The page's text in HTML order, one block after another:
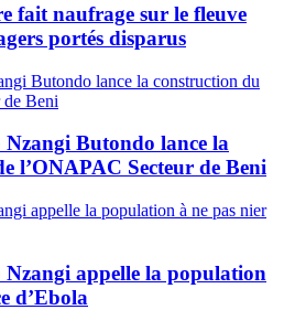
fait naufrage sur le fleuve
portés disparus
Butondo lance la
l’ONAPAC Secteur de Beni
appelle la population
d’Ebola